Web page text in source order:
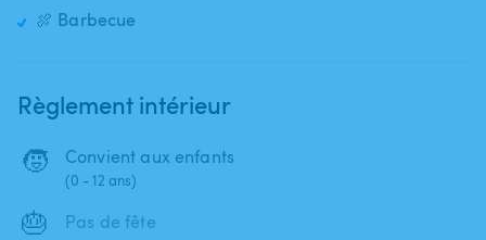
🍖 Barbecue
Règlement intérieur
🧒 Convient aux enfants
(0 - 12 ans)
🎂 Pas de fête